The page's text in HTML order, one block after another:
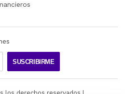
SUSCRIBIRME